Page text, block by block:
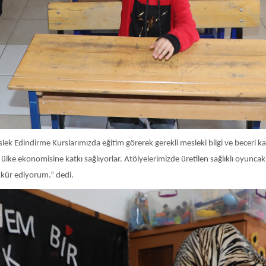
Edindirme Kurslarımızda eğitim görerek gerekli mesleki bilgi ve beceri
ekonomisine katkı sağlıyorlar. Atölyelerimizde üretilen sağlıklı
ediyorum.” dedi.